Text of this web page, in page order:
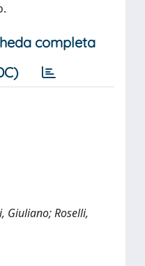
completa
Giuliano; Roselli,